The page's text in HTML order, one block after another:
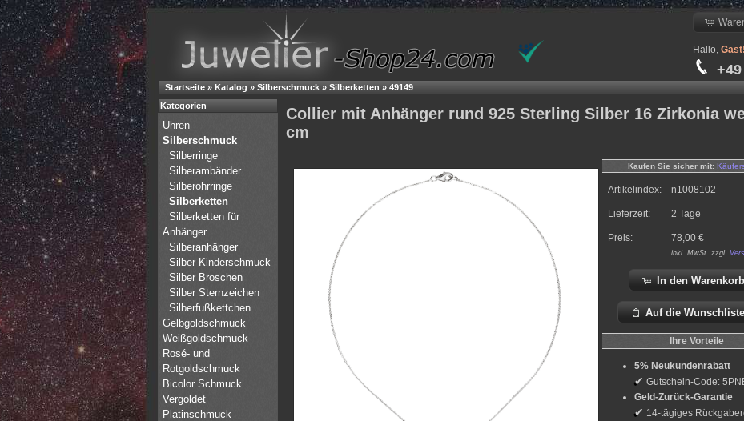
Hallo, Gast!
Startseite » Katalog » Silberschmuck » Silberketten » 49149
Collier mit Anhänger rund 925 Sterling Silber 16 Zirkonia
cm
Kaufen Sie sicher mit:
Artikelindex: n1008102
Lieferzeit: 2 Tage
Preis: 78,00 €
inkl. MwSt. zzgl.
In den Warenkorb
Auf die Wunschliste
Ihre Vorteile
5% Neukundenrabatt
✔ Gutschein-Code:
Geld-Zurück-Garantie
✔ 14-tägiges
Kategorien
Uhren
Silberschmuck
Silberringe
Silberambänder
Silberohrringe
Silberketten
Silberketten für
Anhänger
Silberanhänger
Silber Kinderschmuck
Silber Broschen
Silber Sternzeichen
Silberfußkettchen
Gelbgoldschmuck
Weißgoldschmuck
Rosé- und
Rotgoldschmuck
Bicolor Schmuck
Vergoldet
Platinschmuck